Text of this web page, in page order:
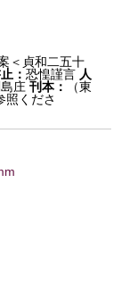
＜貞和二五十
：恐惶謹言 人
庄 刊本：
（東
照くださ